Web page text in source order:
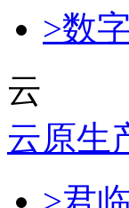
>数
云
云原生